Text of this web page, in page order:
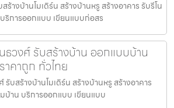
ร้างบ้านโมเดิร์น สร้างบ้านหรู สร้างอาคาร รับรีโน
ริการออกแบบ เขียนแบบก่อสร
วงศ์ รับสร้างบ้าน ออกแบบบ้าน
าคาถูก ทั่วไทย
บสร้างบ้านโมเดิร์น สร้างบ้านหรู สร้างอาคาร
บ้าน บริการออกแบบ เขียนแบบ